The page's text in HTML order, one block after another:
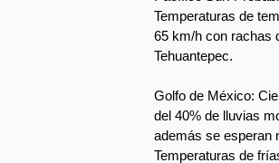
Temperaturas de
65 km/h con rachas
Tehuantepec.
Golfo de México:
del 40% de lluvias
además se esperan
Temperaturas de